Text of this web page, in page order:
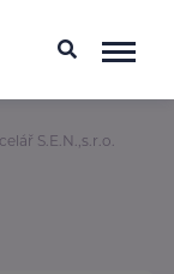
S.E.N.,s.r.o.